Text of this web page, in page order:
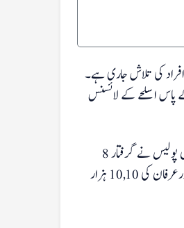
پولیس نے واقعے کا مقدمہ سچل تھانے میں درج کرکے 8 مسلح افراد کو شناخت کے بعد گرفتار کرلیا جبکہ باقی 6 افراد کی تلاش جاری ہے۔
پاس اسلحے کے لائسنس
کراچی کی ملیر کورٹ ميں قربانی کے جانور پر فائرنگ کرنےکے کیس کی سماعت جوڈیشل مجسٹریٹ نے کی، جہاں پولیس نے گرفتار 8
ملزمان کو عدالت میں پیش کیا۔ عدالت نے تمام ملزمان عمران، زبیر،عطا الرحمان، نورعلی، وسیم، معین، سلمان اورعرفان کی 10,10 ہزار